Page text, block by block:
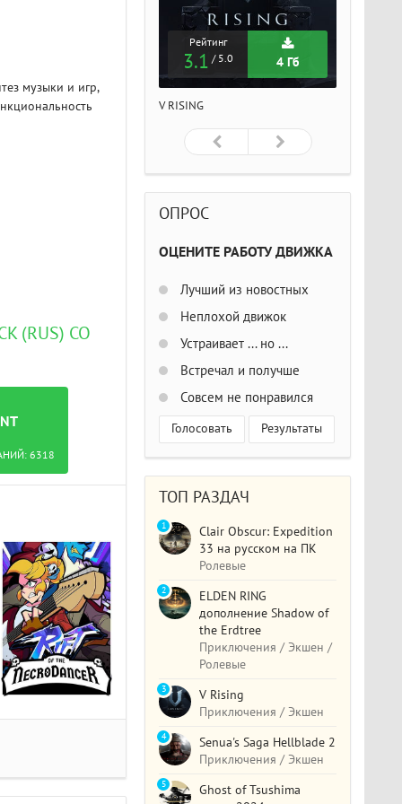
музыки и игр,
(RUS) СО
6318
Рейтинг
3.1 / 5.0 4 Гб
V RISING
ОПРОС
ОЦЕНИТЕ РАБОТУ ДВИЖКА
Лучший из новостных
Неплохой движок
Устраивает ... но ...
Встречал и получше
Совсем не понравился
Голосовать Результаты
ТОП РАЗДАЧ
Clair Obscur: Expedition
33 на русском на ПК
Ролевые
1
ELDEN RING
дополнение Shadow of
the Erdtree
Приключения / Экшен /
Ролевые
2
V Rising
Приключения / Экшен
3
Senua's Saga Hellblade 2
Приключения / Экшен
4
Ghost of Tsushima
5